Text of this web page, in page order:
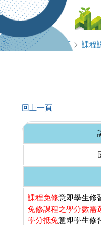
查詢專區 課程
回上一頁
課程免修意即學生修
免修課程之學分數需
學分抵免意即學生修